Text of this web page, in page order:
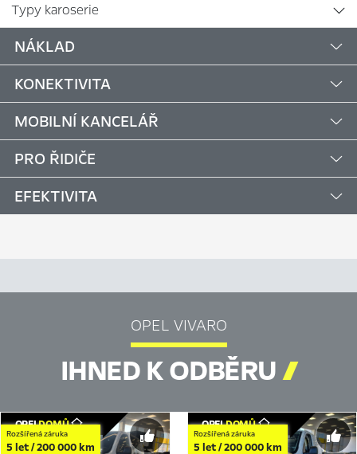
Typy karoserie
NÁKLAD
KONEKTIVITA
MOBILNÍ KANCELÁŘ
PRO ŘIDIČE
EFEKTIVITA
OPEL VIVARO
IHNED K ODBĚRU
OPELDOMŮ
Rozšířená záruka
5 let / 200 000 km
OPELDOMŮ
Rozšířená záruka
5 let / 200 000 km